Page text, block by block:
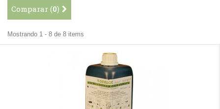
Comparar (0)
Mostrando 1 - 8 de 8 items